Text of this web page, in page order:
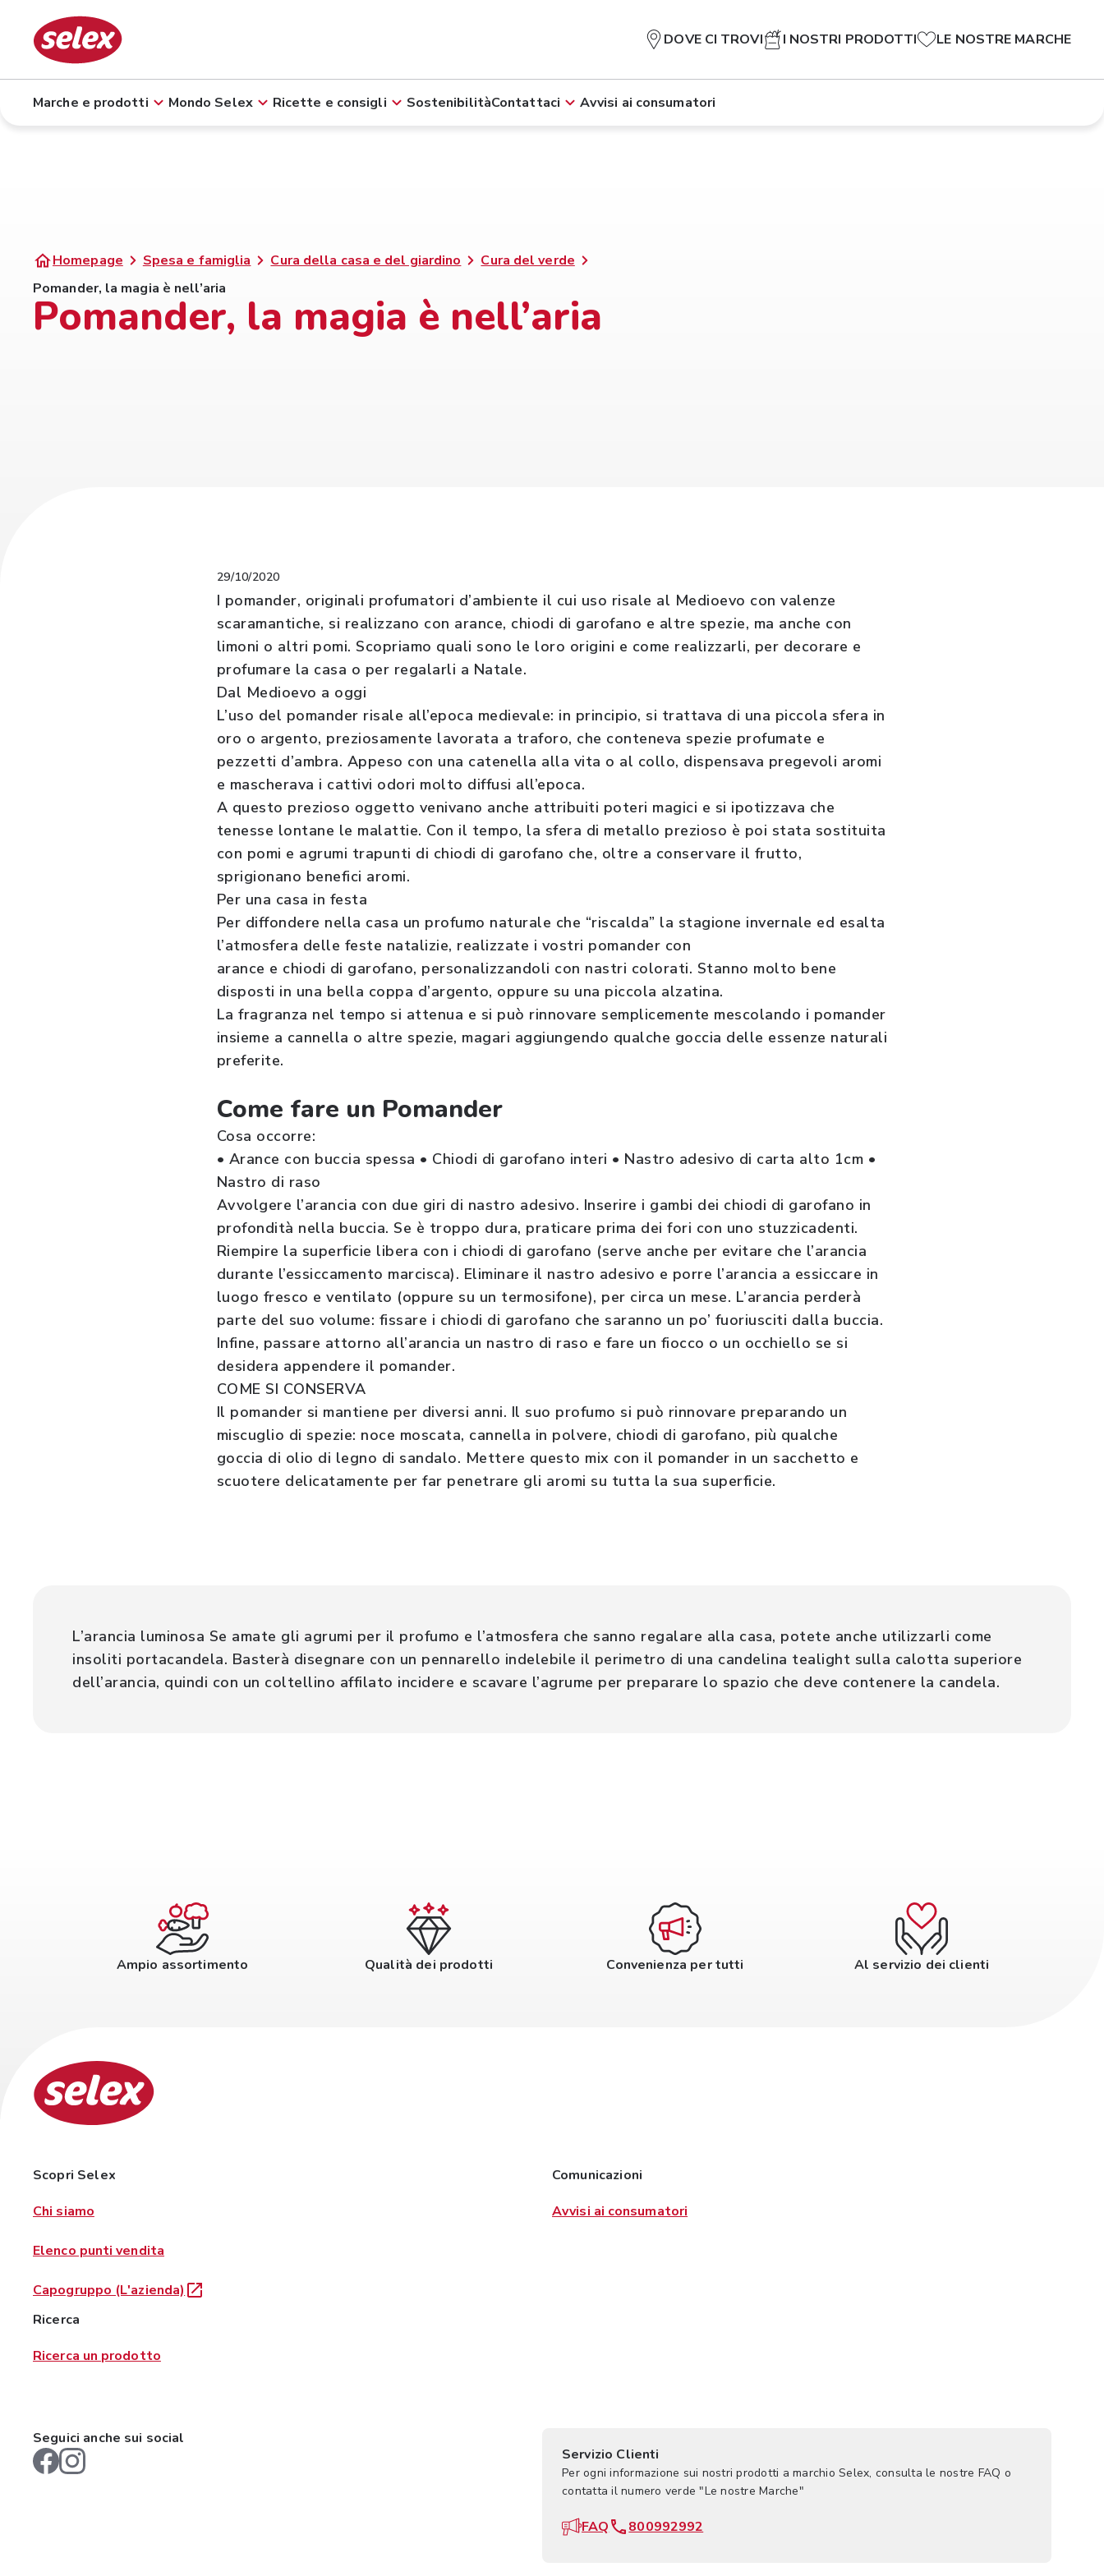
DOVE CI TROVI I NOSTRI PRODOTTI LE NOSTRE MARCHE
Marche e prodotti Mondo Selex Ricette e consigli SostenibilitàContattaci Avvisi ai consumatori
Homepage Spesa e famiglia Cura della casa e del giardino
Cura del verde
Pomander, la magia è nell’aria
Pomander, la magia è nell’aria
29/10/2020
I pomander, originali profumatori d’ambiente il cui uso risale al Medioevo con valenze
scaramantiche, si realizzano con arance, chiodi di garofano e altre spezie, ma anche con
limoni o altri pomi. Scopriamo quali sono le loro origini e come realizzarli, per decorare e
profumare la casa o per regalarli a Natale.
Dal Medioevo a oggi
L’uso del pomander risale all’epoca medievale: in principio, si trattava di una piccola sfera in
oro o argento, preziosamente lavorata a traforo, che conteneva spezie profumate e
pezzetti d’ambra. Appeso con una catenella alla vita o al collo, dispensava pregevoli aromi
e mascherava i cattivi odori molto diffusi all’epoca.
A questo prezioso oggetto venivano anche attribuiti poteri magici e si ipotizzava che
tenesse lontane le malattie. Con il tempo, la sfera di metallo prezioso è poi stata sostituita
con pomi e agrumi trapunti di chiodi di garofano che, oltre a conservare il frutto,
sprigionano benefici aromi.
Per una casa in festa
Per diffondere nella casa un profumo naturale che “riscalda” la stagione invernale ed esalta
l’atmosfera delle feste natalizie, realizzate i vostri pomander con
arance e chiodi di garofano, personalizzandoli con nastri colorati. Stanno molto bene
disposti in una bella coppa d’argento, oppure su una piccola alzatina.
La fragranza nel tempo si attenua e si può rinnovare semplicemente mescolando i pomander
insieme a cannella o altre spezie, magari aggiungendo qualche goccia delle essenze naturali
preferite.
Come fare un Pomander
Cosa occorre:
• Arance con buccia spessa • Chiodi di garofano interi • Nastro adesivo di carta alto 1cm •
Nastro di raso
Avvolgere l’arancia con due giri di nastro adesivo. Inserire i gambi dei chiodi di garofano in
profondità nella buccia. Se è troppo dura, praticare prima dei fori con uno stuzzicadenti.
Riempire la superficie libera con i chiodi di garofano (serve anche per evitare che l’arancia
durante l’essiccamento marcisca). Eliminare il nastro adesivo e porre l’arancia a essiccare in
luogo fresco e ventilato (oppure su un termosifone), per circa un mese. L’arancia perderà
parte del suo volume: fissare i chiodi di garofano che saranno un po’ fuoriusciti dalla buccia.
Infine, passare attorno all’arancia un nastro di raso e fare un fiocco o un occhiello se si
desidera appendere il pomander.
COME SI CONSERVA
Il pomander si mantiene per diversi anni. Il suo profumo si può rinnovare preparando un
miscuglio di spezie: noce moscata, cannella in polvere, chiodi di garofano, più qualche
goccia di olio di legno di sandalo. Mettere questo mix con il pomander in un sacchetto e
scuotere delicatamente per far penetrare gli aromi su tutta la sua superficie.
L’arancia luminosa Se amate gli agrumi per il profumo e l’atmosfera che sanno regalare alla casa, potete anche utilizzarli come
insoliti portacandela. Basterà disegnare con un pennarello indelebile il perimetro di una candelina tealight sulla calotta superiore
dell’arancia, quindi con un coltellino affilato incidere e scavare l’agrume per preparare lo spazio che deve contenere la candela.
Ampio assortimento Qualità dei prodotti Convenienza per tutti Al servizio dei clienti
Scopri Selex
Chi siamo
Elenco punti vendita
Capogruppo (L'azienda)
Comunicazioni
Avvisi ai consumatori
Ricerca
Ricerca un prodotto
Seguici anche sui social
Servizio Clienti
Per ogni informazione sui nostri prodotti a marchio Selex, consulta le nostre FAQ o
contatta il numero verde "Le nostre Marche"
FAQ 800992992